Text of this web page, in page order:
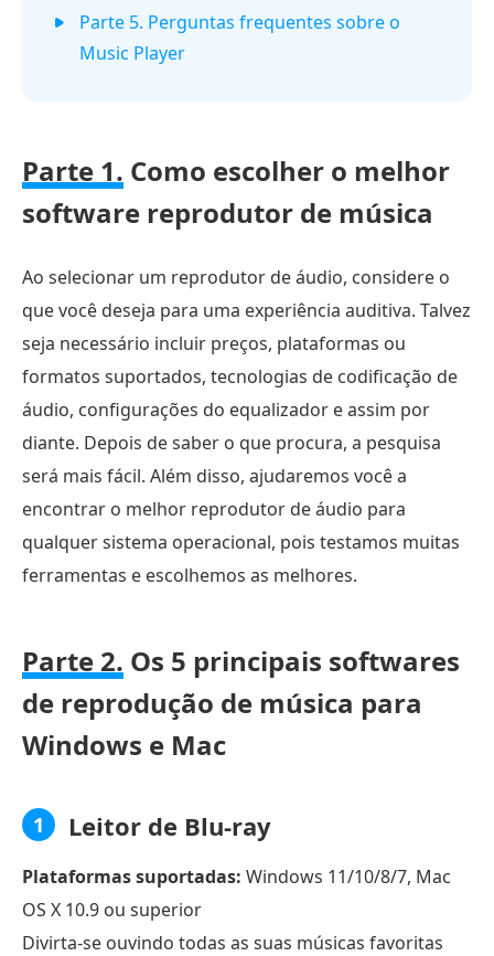
Parte 5. Perguntas frequentes sobre o
Music Player
Parte 1. Como escolher o melhor
software reprodutor de música
Ao selecionar um reprodutor de áudio, considere o
que você deseja para uma experiência auditiva. Talvez
seja necessário incluir preços, plataformas ou
formatos suportados, tecnologias de codificação de
áudio, configurações do equalizador e assim por
diante. Depois de saber o que procura, a pesquisa
será mais fácil. Além disso, ajudaremos você a
encontrar o melhor reprodutor de áudio para
qualquer sistema operacional, pois testamos muitas
ferramentas e escolhemos as melhores.
Parte 2. Os 5 principais softwares
de reprodução de música para
Windows e Mac
1 Leitor de Blu-ray
Plataformas suportadas: Windows 11/10/8/7, Mac
OS X 10.9 ou superior
Divirta-se ouvindo todas as suas músicas favoritas